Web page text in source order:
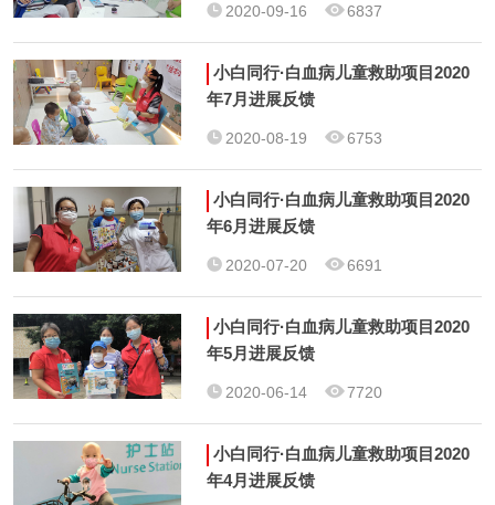
2020-09-16 6837
小白同行·白血病儿童救助项目2020
年7月进展反馈
2020-08-19 6753
小白同行·白血病儿童救助项目2020
年6月进展反馈
2020-07-20 6691
小白同行·白血病儿童救助项目2020
年5月进展反馈
2020-06-14 7720
小白同行·白血病儿童救助项目2020
年4月进展反馈